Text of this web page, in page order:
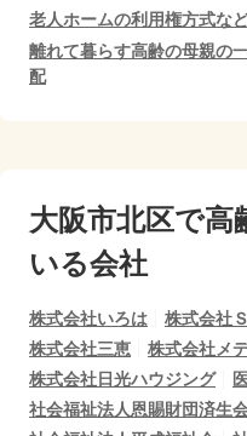
老人ホームの利用権方式な
離れて暮らす高齢の母親の
配
大阪市北区で高
いる会社
株式会社いろは
株式会社
株式会社三恵
株式会社メ
株式会社日光ハウジング
社会福祉法人恩賜財団済生